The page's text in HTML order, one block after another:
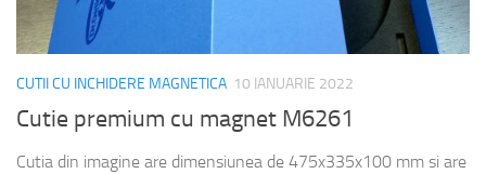
CUTII CU INCHIDERE MAGNETICA 10 IANUARIE 2022
Cutie premium cu magnet M6261
Cutia din imagine are dimensiunea de 475x335x100 mm si are